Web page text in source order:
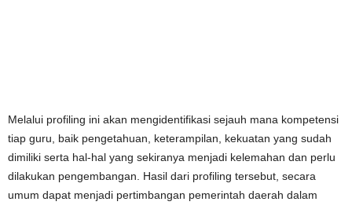
Melalui profiling ini akan mengidentifikasi sejauh mana kompetensi
tiap guru, baik pengetahuan, keterampilan, kekuatan yang sudah
dimiliki serta hal-hal yang sekiranya menjadi kelemahan dan perlu
dilakukan pengembangan. Hasil dari profiling tersebut, secara
umum dapat menjadi pertimbangan pemerintah daerah dalam